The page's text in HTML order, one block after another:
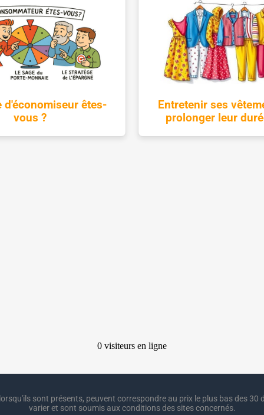
d'économiseur êtes-
vous ?
Entretenir ses
prolonger leur
sont présents, peuvent correspondre au prix le plus bas des 30
varier et sont soumis aux conditions des sites concernés.